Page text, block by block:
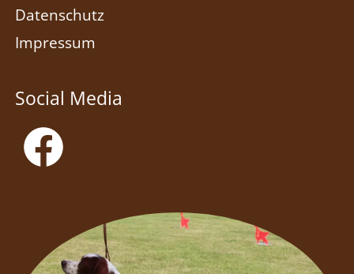
Datenschutz
Impressum
Social Media